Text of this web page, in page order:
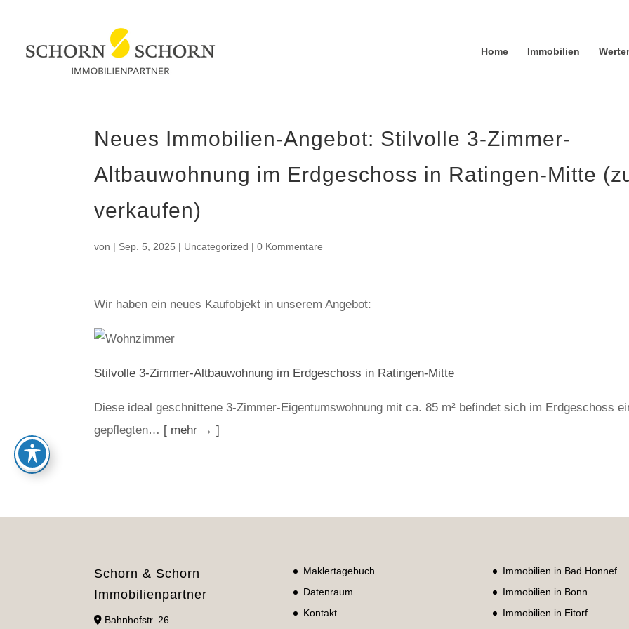
Home Immobilien
Neues Immobilien-Angebot: Stilvolle 3-Zimmer-
Altbauwohnung im Erdgeschoss in Ratingen-Mitte
verkaufen)
von | Sep. 5, 2025 | Uncategorized |0 Kommentare
Wir haben ein neues Kaufobjekt in unserem Angebot:
Stilvolle 3-Zimmer-Altbauwohnung im Erdgeschoss in Ratingen-Mitte
Diese ideal geschnittene 3-Zimmer-Eigentumswohnung mit ca. 85 m² befindet sich im Erdgeschoss
gepflegten… [ mehr → ]
Schorn & Schorn
Immobilienpartner
Bahnhofstr. 26
Maklertagebuch
Datenraum
Kontakt
Immobilien in Bad Honnef
Immobilien in Bonn
Immobilien in Eitorf